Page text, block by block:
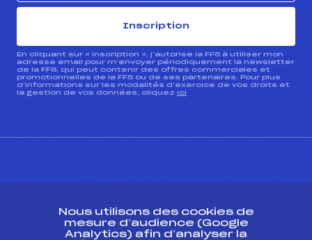
Inscription
En cliquant sur « inscription », j’autorise la FFS à utiliser mon
adresse email pour m’envoyer périodiquement la newsletter
de la FFS, qui peut contenir des offres commerciales et
promotionnelles de la FFS ou de ses partenaires. Pour plus
d’informations sur les modalités d’exercice de vos droits et
la gestion de vos données, cliquez ici
ESPACE PRESSE
Nous utilisons des cookies de
mesure d’audience (Google
Analytics) afin d’analyser la